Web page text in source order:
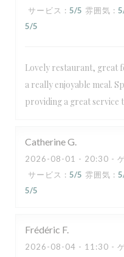
サービス : 5/5 雰囲気 : 5
5/5
Lovely restaurant, great
a really enjoyable meal.
providing a great service
CatherineG
2026-08-01 - 20:30 -
サービス : 5/5 雰囲気 : 5
5/5
Frédéric F
2026-08-04 - 11:30 -